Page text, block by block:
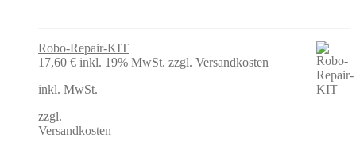
Robo-Repair-KIT
17,60 € inkl. 19% MwSt. zzgl. Versandkosten
inkl. MwSt.
zzgl.
Versandkosten